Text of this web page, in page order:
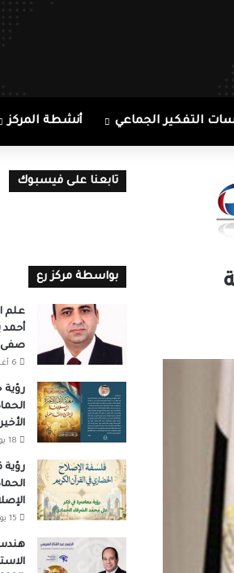
التفكير الجماعي أنشطة المركز
تابعنا على فيسبوك
بواسطة مركز رع
علم
أحمد
صفى
6 أغسطس، 2026
رؤية
18 يوليو، 2026
رؤية
15 يوليو، 2026